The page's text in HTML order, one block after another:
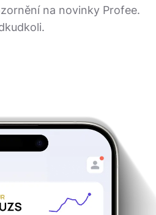
na novinky Profee.